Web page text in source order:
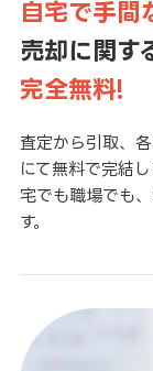
自宅で手間
売却に関す
完全無料!
査定から引取、
にて無料で完結
宅でも職場でも
す。